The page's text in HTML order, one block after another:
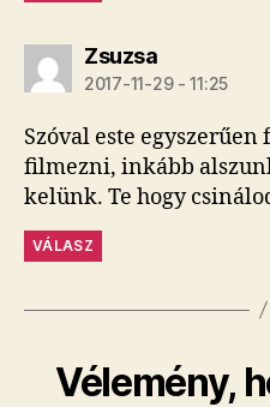
Zsuzsaszerint:
2017-11-29 - 11:25
Szóval este
filmezni, inkább
kelünk. Te hogy
VÁLASZ
Vélemény,